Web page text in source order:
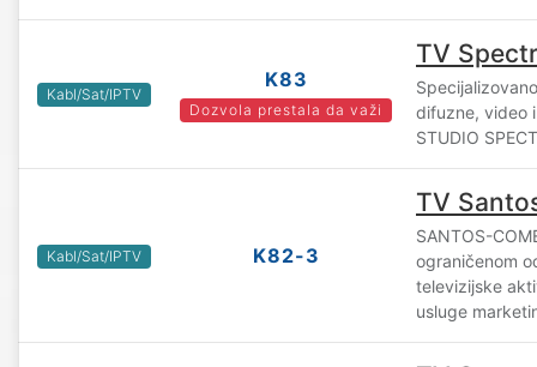
Kabl/Sat/IPTV
K83
Dozvola prestala da važi
TV
difuzne, video
STUDIO
Kabl/Sat/IPTV K82-3
TV
SANTOS-
ograničenom
televizijske
usluge